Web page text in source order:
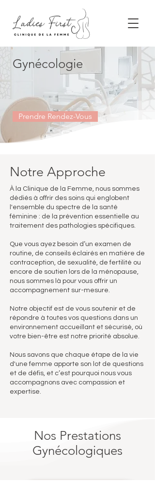
Gynécologie
Prendre Rendez-Vous
Notre Approche
À la Clinique de la Femme, nous sommes
dédiés à offrir des soins qui englobent
l'ensemble du spectre de la santé
féminine : de la prévention essentielle au
traitement des pathologies spécifiques.
Que vous ayez besoin d’un examen de
routine, de conseils éclairés en matière de
contraception, de sexualité, de fertilité ou
encore de soutien lors de la ménopause,
nous sommes là pour vous offrir un
accompagnement sur-mesure.
Notre objectif est de vous soutenir et de
répondre à toutes vos questions dans un
environnement accueillant et sécurisé, où
votre bien-être est notre priorité absolue.
Nous savons que chaque étape de la vie
d'une femme apporte son lot de questions
et de défis, et c’est pourquoi nous vous
accompagnons avec compassion et
expertise.
Nos Prestations
Gynécologiques